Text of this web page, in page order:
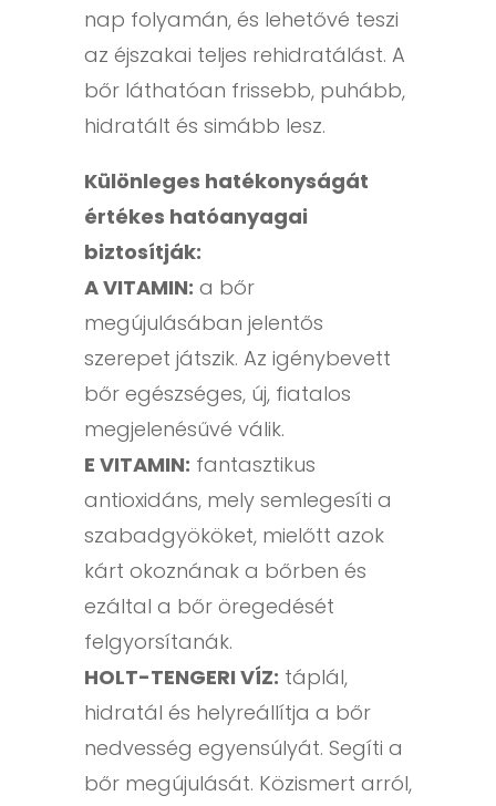
nap folyamán, és lehetővé teszi
az éjszakai teljes rehidratálást. A
bőr láthatóan frissebb, puhább,
hidratált és simább lesz.
Különleges hatékonyságát
értékes hatóanyagai
biztosítják:
A VITAMIN: a bőr
megújulásában jelentős
szerepet játszik. Az igénybevett
bőr egészséges, új, fiatalos
megjelenésűvé válik.
E VITAMIN: fantasztikus
antioxidáns, mely semlegesíti a
szabadgyököket, mielőtt azok
kárt okoznának a bőrben és
ezáltal a bőr öregedését
felgyorsítanák.
HOLT-TENGERI VÍZ: táplál,
hidratál és helyreállítja a bőr
nedvesség egyensúlyát. Segíti a
bőr megújulását. Közismert arról,